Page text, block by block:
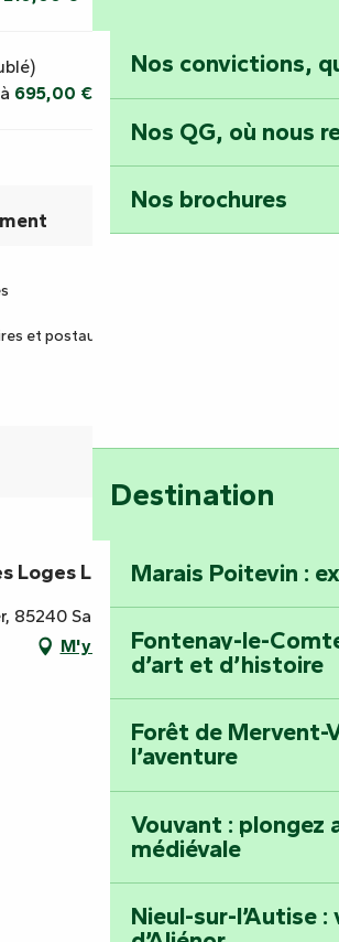
Nos convictions,
Nos QG, où nous
Nos brochures
Destination
Marais Poitevin :
Fontenay-le-
d’art et d’histoire
Forêt de Mervent-
l’aventure
Vouvant : plongez
médiévale
Nieul-sur-l’Autise
à 695,00 €
et postaux
Loges La Roseraie
85240 Saint-Hilaire-des-Loges
M'y rendre